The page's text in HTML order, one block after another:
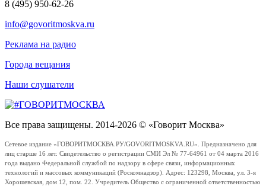
8 (495) 950-62-26
info@govoritmoskva.ru
Реклама на радио
Города вещания
Наши слушатели
Все права защищены. 2014-2026 © «Говорит Москва»
Сетевое издание «ГОВОРИТМОСКВА.РУ/GOVORITMOSKVA.RU». Предназначено для
лиц старше 16 лет. Свидетельство о регистрации СМИ Эл № 77-64961 от 04 марта 2016
года выдано Федеральной службой по надзору в сфере связи, информационных
технологий и массовых коммуникаций (Роскомнадзор). Адрес: 123298, Москва, ул. 3-я
Хорошевская, дом 12, пом. 22. Учредитель Общество с ограниченной ответственностью